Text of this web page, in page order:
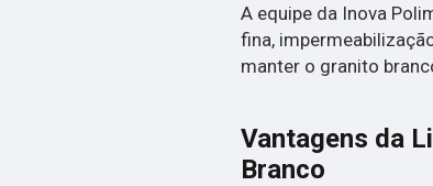
A equipe da Inova
fina,
manter o granito
Vantagens da
Branco